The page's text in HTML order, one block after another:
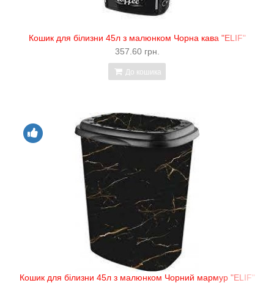
Кошик для білизни 45л з малюнком Чорна кава "ELIF"
357.60 грн.
До кошика
Кошик для білизни 45л з малюнком Чорний мармур "ELIF"